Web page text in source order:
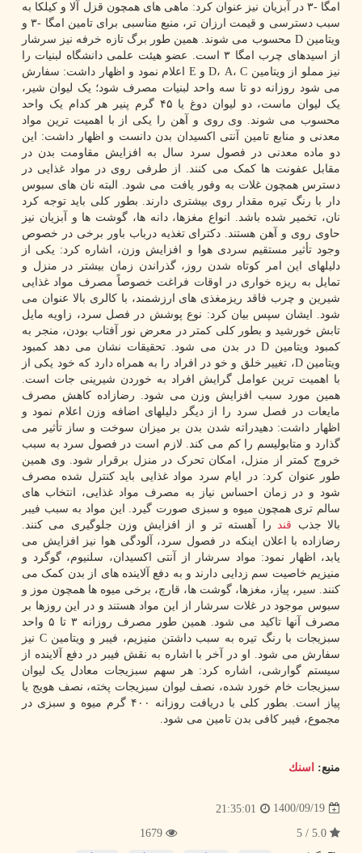
امگا -۳ در آبزیان نیز عنوان کرد: ماهی های همچون قزل آلا و کیلکا به
سبب دسترسی و قیمت ارزان تر، منبع مناسبی برای تامین امگا -۳ و
ویتامین D محسوب می شوند. همین طور برگ تازه خرفه نیز سرشار
از اسیدهای چرب امگا ۳ است. عضو هیئت علمی دانشگاه لبنیات را
نیز مملو از ویتامین D، A، C و E اعلام نمود و اظهار داشت: سفارش
می شود روزانه دو تا سه واحد لبنیات مصرف شود؛ یک لیوان شیر،
یک لیوان ماست، دو لیوان دوغ یا ۴۵ گرم پنیر هر کدام یک واحد
محسوب می شوند. وی روی و آهن را یکی از با اهمیت ترین مواد
معدنی و منابع تامین آنتی اکسیدان بدن دانست و اظهار داشت: این
دو ماده معدنی در فصول سرد سال به افزایش مقاومت بدن در
مقابل عفونت ها کمک می کنند. از طرفی روی در مواد غذایی در
دسترس همچون غلات به وفور یافت می شود. البته نان های سبوس
دار با رنگ تیره مقدار روی بیشتری دارند. بطور کلی باید توجه کرد
نان، تخمیر شده باشد. انواع مغزها، دانه ها، گوشت ها و آبزیان نیز
حاوی روی و آهن هستند. دکترای تغذیه درباب باور برخی در خصوص
وجود تأثیر مستقیم سردی هوا و افزایش وزن، اشاره کرد: یکی از
دلیلهای این امر کوتاه شدن روز، گذراندن زمان بیشتر در منزل و
تمایل به ریزه خواری در اوقات فراغت خصوصاً مصرف مواد غذایی
شیرین و چرب فاقد ریزمغذی های ارزشمند، با کالری بالا عنوان می
شود. ایشان سپس بیان کرد: نوع پوشش در فصل سرد، زاویه مایل
تابش خورشید و بطور کلی کمتر در معرض نور آفتاب بودن، منجر به
کمبود ویتامین D در بدن می شود. تحقیقات نشان می دهد کمبود
ویتامین D، تغییر خلق و خو در افراد را به همراه دارد که خود یکی از
با اهمیت ترین عوامل گرایش افراد به خوردن شیرینی جات است.
همین مورد سبب افزایش وزن می شود. رضازاده کاهش مصرف
مایعات در فصل سرد را از دیگر دلیلهای اضافه وزن اعلام نمود و
اظهار داشت: دهیدراته شدن بدن بر میزان سوخت و ساز تأثیر می
گذارد و متابولیسم را کم می کند. لازم است در فصول سرد به سبب
خروج کمتر از منزل، امکان تحرک در منزل برقرار شود. وی همین
طور عنوان کرد: در ایام سرد مواد غذایی باید کنترل شده مصرف
شود و در زمان احساس نیاز به مصرف مواد غذایی، انتخاب های
سالم تری همچون میوه و سبزی صورت گیرد. این مواد به سبب فیبر
بالا جذب قندرا آهسته تر و از افزایش وزن جلوگیری می کنند.
رضازاده با اعلان اینکه در فصول سرد، آلودگی هوا نیز افزایش می
یابد، اظهار نمود: مواد سرشار از آنتی اکسیدان، سلنیوم، گوگرد و
منیزیم خاصیت سم زدایی دارند و به دفع آلاینده های از بدن کمک می
کنند. سیر، پیاز، مغزها، گوشت ها، قارچ، برخی میوه ها همچون موز و
سبوس موجود در غلات سرشار از این مواد هستند و در این روزها بر
مصرف آنها تاکید می شود. همین طور مصرف روزانه ۳ تا ۵ واحد
سبزیجات با رنگ تیره به سبب داشتن منیزیم، فیبر و ویتامین C نیز
سفارش می شود. او در آخر با اشاره به نقش فیبر در دفع آلاینده از
سیستم گوارشی، اشاره کرد: هر سهم سبزیجات معادل یک لیوان
سبزیجات خام خورد شده، نصف لیوان سبزیجات پخته، نصف هویج یا
پیاز است. بطور کلی با دریافت روزانه ۴۰۰ گرم میوه و سبزی در
مجموع، فیبر کافی بدن تامین می شود.
منبع: اسنك
1400/09/19
21:35:01